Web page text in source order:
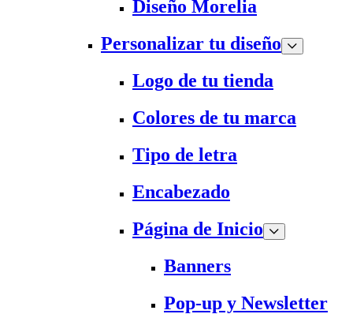
Diseño Morelia
Personalizar tu diseño
Logo de tu tienda
Colores de tu marca
Tipo de letra
Encabezado
Página de Inicio
Banners
Pop-up y Newsletter